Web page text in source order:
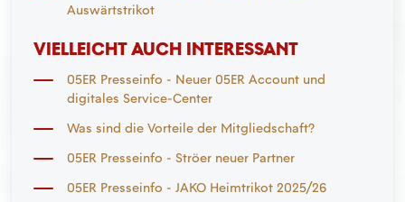
Auswärtstrikot
VIELLEICHT AUCH INTERESSANT
05ER Presseinfo - Neuer 05ER Account und
digitales Service-Center
Was sind die Vorteile der Mitgliedschaft?
05ER Presseinfo - Ströer neuer Partner
05ER Presseinfo - JAKO Heimtrikot 2025/26